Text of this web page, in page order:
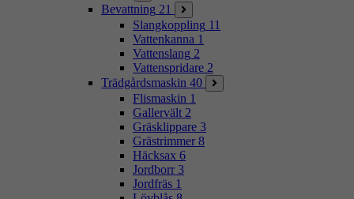
Bevattning 21
Slangkoppling 11
Vattenkanna 1
Vattenslang 2
Vattenspridare 2
Trädgårdsmaskin 40
Flismaskin 1
Gallervält 2
Gräsklippare 3
Grästrimmer 8
Häcksax 6
Jordborr 3
Jordfräs 1